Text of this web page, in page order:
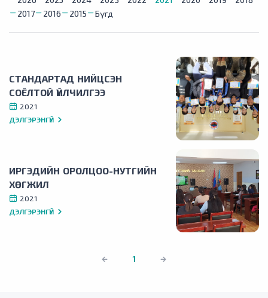
СТАНДАРТАД НИЙЦСЭН
СОЁЛТОЙ ҮЙЛЧИЛГЭЭ
2021
ДЭЛГЭРЭНГҮЙ
ИРГЭДИЙН ОРОЛЦОО-НУТГИЙН
ХӨГЖИЛ
2021
ДЭЛГЭРЭНГҮЙ
2017
2016 2015 Бүгд
1